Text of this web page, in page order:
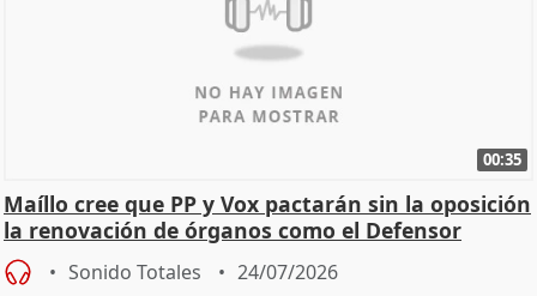
00:35
Maíllo cree que PP y Vox pactarán sin la oposición
la renovación de órganos como el Defensor
Sonido Totales 24/07/2026